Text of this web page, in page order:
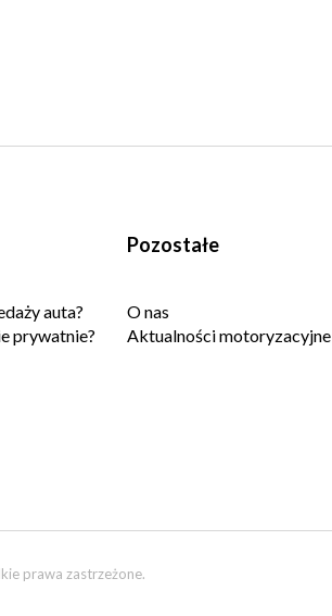
auta?
prywatnie?
Pozostałe
O nas
Aktualności motoryzacyjne
prawa zastrzeżone.